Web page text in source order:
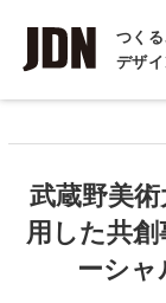
つく
デザ
インタビュ
コラム
武蔵野美
⽤した共創
ーシ